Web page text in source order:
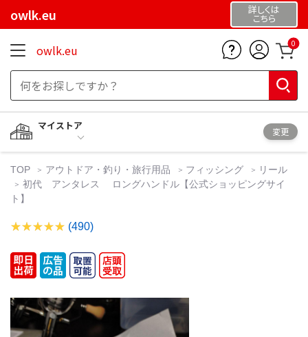
owlk.eu 詳しくは
こちら
owlk.eu 0
マイストア
変更
TOP アウトドア・釣り・旅行用品 フィッシング
リール
初代 アンタレス ロングハンドル【公式ショッピングサイ
ト】
(490)